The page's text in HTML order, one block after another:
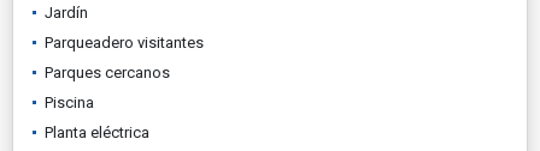
Jardín
Parqueadero visitantes
Parques cercanos
Piscina
Planta eléctrica